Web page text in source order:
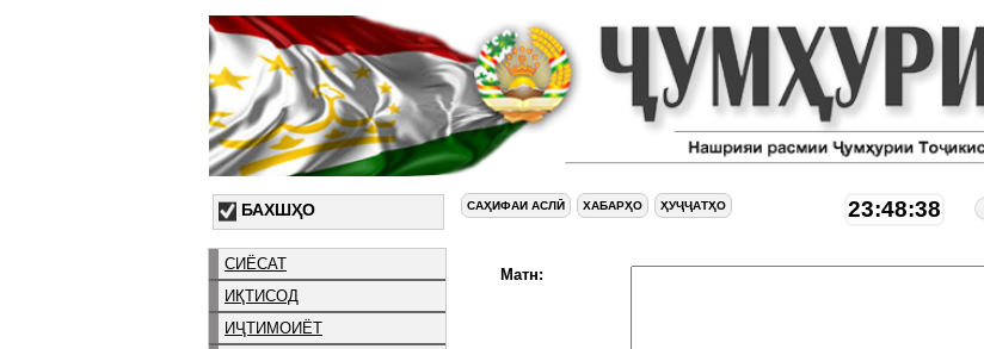
БАХШҲО
СИЁСАТ
ИҚТИСОД
ИҶТИМОИЁТ
САҲИФАИ АСЛӢ ХАБАРҲО ҲУҶҶАТҲО 23:48:38
Матн: